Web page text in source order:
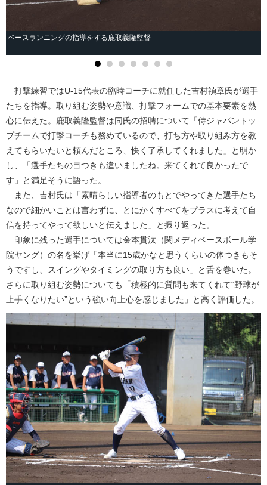
ベースランニングの指導をする鹿取義隆監督
打撃練習ではU-15代表の臨時コーチに就任した吉村禎章氏が選手
たちを指導。取り組む姿勢や意識、打撃フォームでの基本要素を熱
心に伝えた。鹿取義隆監督は同氏の招聘について「侍ジャパントッ
プチームで打撃コーチも務めているので、打ち方や取り組み方を教
えてもらいたいと頼んだところ、快く了承してくれました」と明か
し、「選手たちの目つきも違いましたね。来てくれて良かったで
す」と満足そうに語った。
また、吉村氏は「素晴らしい指導者のもとでやってきた選手たち
なので細かいことは言わずに、とにかくすべてをプラスに考えて自
信を持ってやって欲しいと伝えました」と振り返った。
印象に残った選手については金本貫汰（関メディベースボール学
院ヤング）の名を挙げ「本当に15歳かなと思うくらいの体つきもそ
うですし、スイングやタイミングの取り方も良い」と舌を巻いた。
さらに取り組む姿勢についても「積極的に質問も来てくれて“野球が
上手くなりたい”という強い向上心を感じました」と高く評価した。